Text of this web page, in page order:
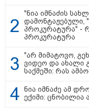
23:40 / 07-08-2026
იტალიამ ყველა
წითელი დონე
გამოაცხადა
"ნია იმნაძის
დამონტაჟებული,
პროკურატურა" -
პროკურატურა
"არ მიმატოვო,
ვიდეო და ახალი
საქმეში: რას
ნია იმნაძე ამ
ექიმი: ცნობილია